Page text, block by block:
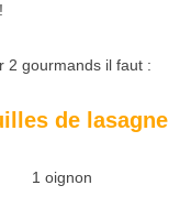
2 gourmands il faut :
de lasagne
1 oignon